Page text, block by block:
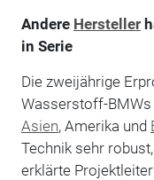
Andere Hersteller
in Serie
Die zweijährige
Wasserstoff-BMWs
Asien, Amerika und
Technik sehr
erklärte